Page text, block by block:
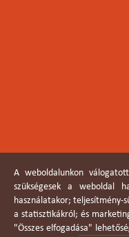
A weboldalunkon
szükségesek a weboldal
használatakor; teljesítmény-
a statisztikákról; és
"Összes elfogadása"